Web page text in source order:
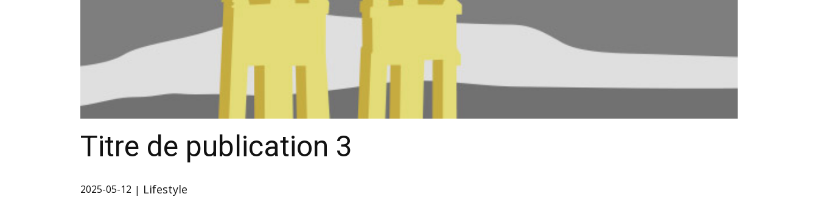
Titre de publication 3
2025-05-12 Lifestyle